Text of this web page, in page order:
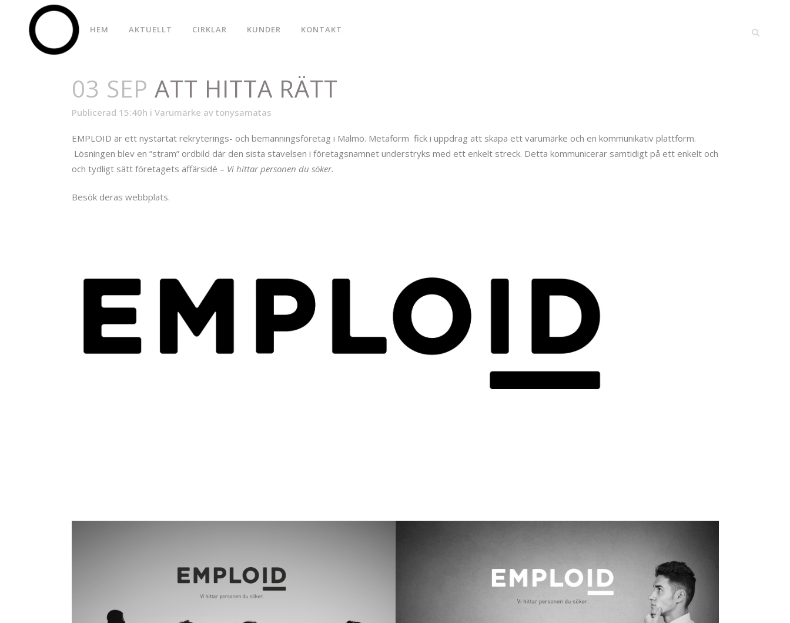
HEM AKTUELLT CIRKLAR KUNDER KONTAKT
03 SEP ATT HITTA RÄTT
Publicerad 15:40h i Varumärke av tonysamatas
EMPLOID är ett nystartat rekryterings- och bemanningsföretag i Malmö. Metaform fick i uppdrag att skapa ett varumärke och en kommunikativ plattform.
Lösningen blev en ”stram” ordbild där den sista stavelsen i företagsnamnet understryks med ett enkelt streck. Detta kommunicerar samtidigt på ett enkelt och
och tydligt sätt företagets affärsidé – Vi hittar personen du söker.
Besök deras webbplats.